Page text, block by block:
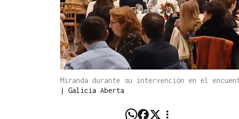
Miranda durante su intervención en el
| Galicia Aberta